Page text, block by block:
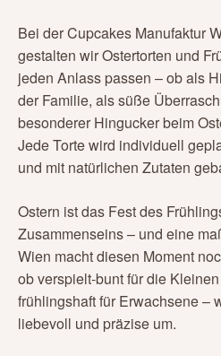
Bei der Cupcakes Manufaktur
gestalten wir Ostertorten und
jeden Anlass passen – ob als
der Familie, als süße
besonderer Hingucker beim
Jede Torte wird individuell
und mit natürlichen Zutaten
Ostern ist das Fest des
Zusammenseins – und eine
Wien macht diesen Moment
ob verspielt-bunt für die
frühlingshaft für Erwachsene –
liebevoll und präzise um.